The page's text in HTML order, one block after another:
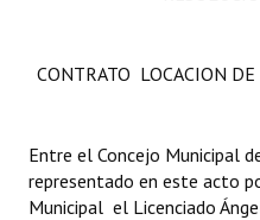
CONTRATO LOCACION
Entre el Concejo Municipal
representado en este acto
Municipal el Licenciado